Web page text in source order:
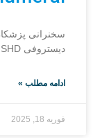
سخنرانی
دیستروفی FSHD
ادامه مطلب »
فوریه 18, 2025